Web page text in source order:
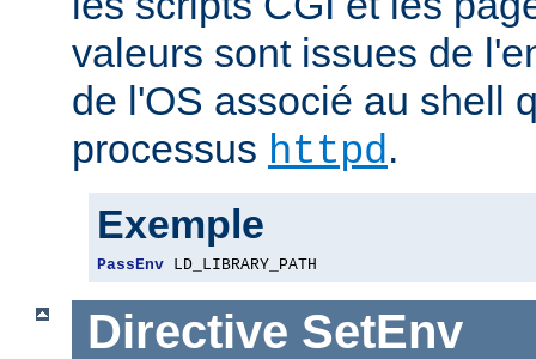
valeurs sont issues de
de l'OS associé au shell
processus httpd.
Exemple
PassEnv LD_LIBRARY_PATH
Directive SetEnv